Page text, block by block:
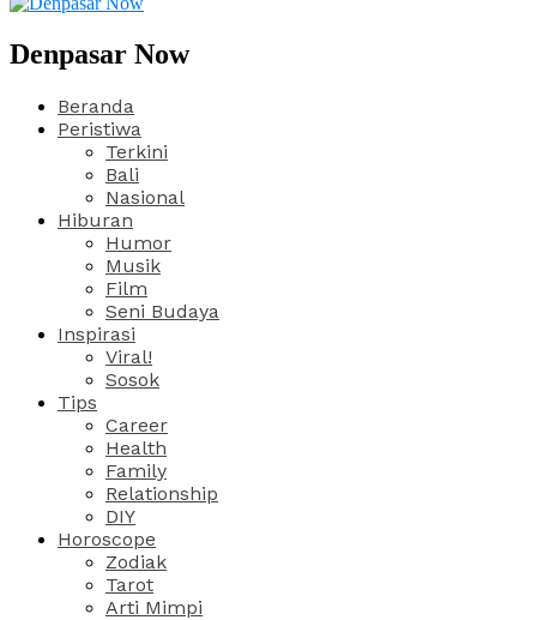
Denpasar Now
Beranda
Peristiwa
Terkini
Bali
Nasional
Hiburan
Humor
Musik
Film
Seni Budaya
Inspirasi
Viral!
Sosok
Tips
Career
Health
Family
Relationship
DIY
Horoscope
Zodiak
Tarot
Arti Mimpi